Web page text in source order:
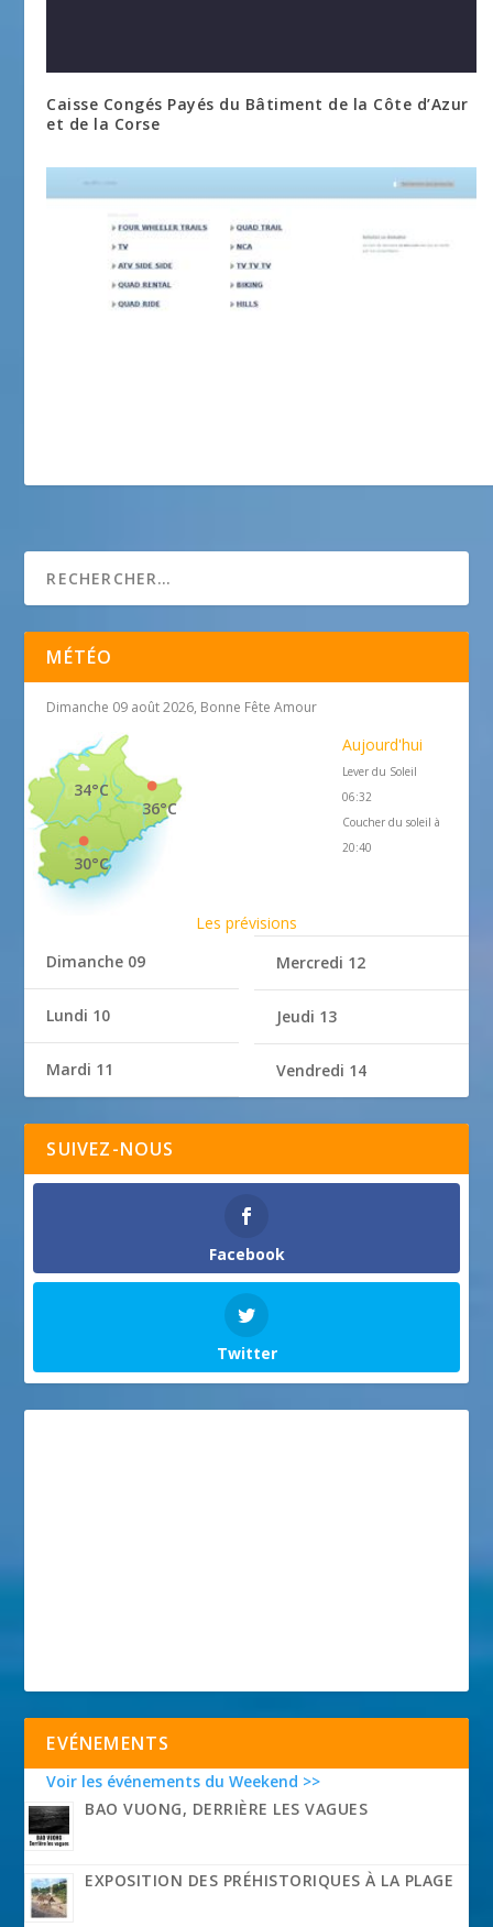
Caisse Congés Payés du Bâtiment de la Côte d’Azur
et de la Corse
MÉTÉO
Dimanche 09 août 2026, Bonne Fête Amour
36°C
34°C
30°C
Aujourd'hui
Lever du Soleil
06:32
Coucher du soleil à
20:40
Les prévisions
Dimanche 09
Lundi 10
Mardi 11
Mercredi 12
Jeudi 13
Vendredi 14
SUIVEZ-NOUS
Facebook
Twitter
EVÉNEMENTS
Voir les événements du Weekend >>
BAO VUONG, DERRIÈRE LES VAGUES
EXPOSITION DES PRÉHISTORIQUES À LA PLAGE